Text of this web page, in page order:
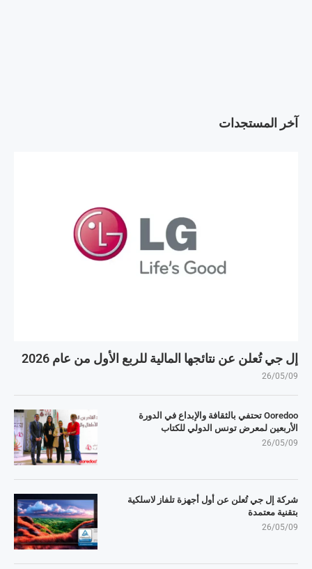
آخر المستجدات
إل جي تُعلن عن نتائجها المالية للربع الأول من عام 2026
26/05/09
Ooredoo تحتفي بالثقافة والإبداع في الدورة
الأربعين لمعرض تونس الدولي للكتاب
26/05/09
شركة إل جي تُعلن عن أول أجهزة تلفاز لاسلكية
بتقنية معتمدة
26/05/09